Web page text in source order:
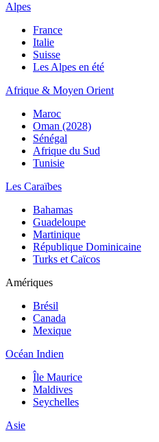
Alpes
France
Italie
Suisse
Les Alpes en été
Afrique & Moyen Orient
Maroc
Oman (2028)
Sénégal
Afrique du Sud
Tunisie
Les Caraïbes
Bahamas
Guadeloupe
Martinique
République Dominicaine
Turks et Caïcos
Amériques
Brésil
Canada
Mexique
Océan Indien
Île Maurice
Maldives
Seychelles
Asie